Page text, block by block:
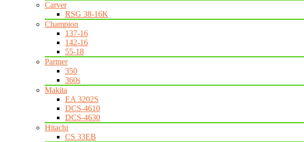
Carver
RSG 38-16K
Champion
137-16
142-16
55-18
Partner
350
360s
Makita
EA 3202S
DCS-4610
DCS-4630
Hitachi
CS 33EB